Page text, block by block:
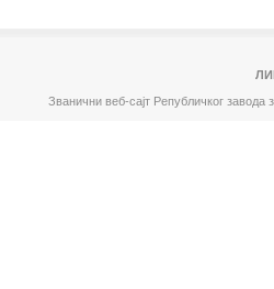
Званични веб-сајт Републичког